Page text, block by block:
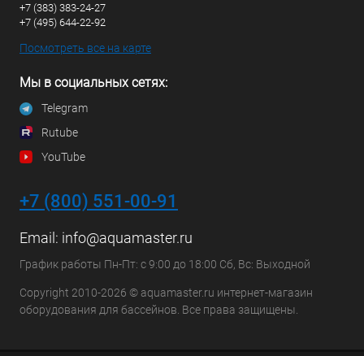
+7 (383) 383-24-27
+7 (495) 644-22-92
Посмотреть все на карте
Мы в социальных сетях:
Telegram
Rutube
YouTube
+7 (800) 551-00-91
Email: info@aquamaster.ru
График работы Пн-Пт: с 9:00 до 18:00 Сб, Вс: Выходной
Copyright 2010-2026 © aquamaster.ru интернет-магазин
оборудования для бассейнов. Все права защищены.